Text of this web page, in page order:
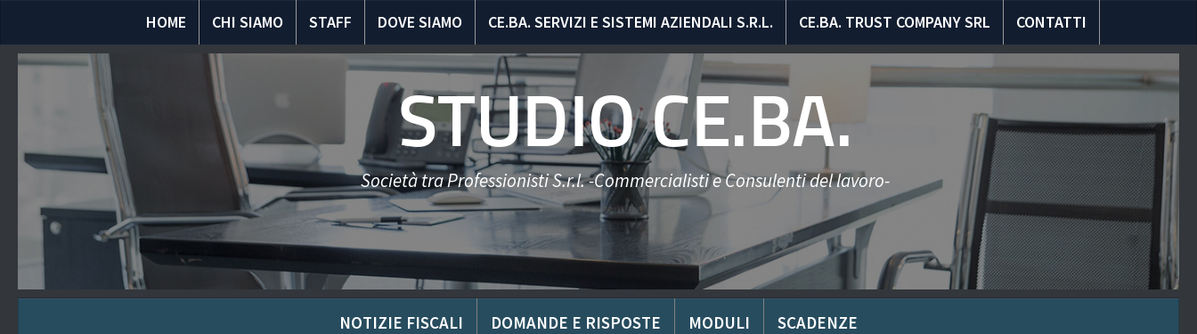
HOME CHI SIAMO STAFF DOVE SIAMO CE.BA. SERVIZI E SISTEMI AZIENDALI S.R.L. CE.BA. TRUST COMPANY SRL CONTATTI
STUDIO CE.BA.
Società tra Professionisti S.r.l. -Commercialisti e Consulenti del lavoro-
NOTIZIE FISCALI DOMANDE E RISPOSTE MODULI SCADENZE